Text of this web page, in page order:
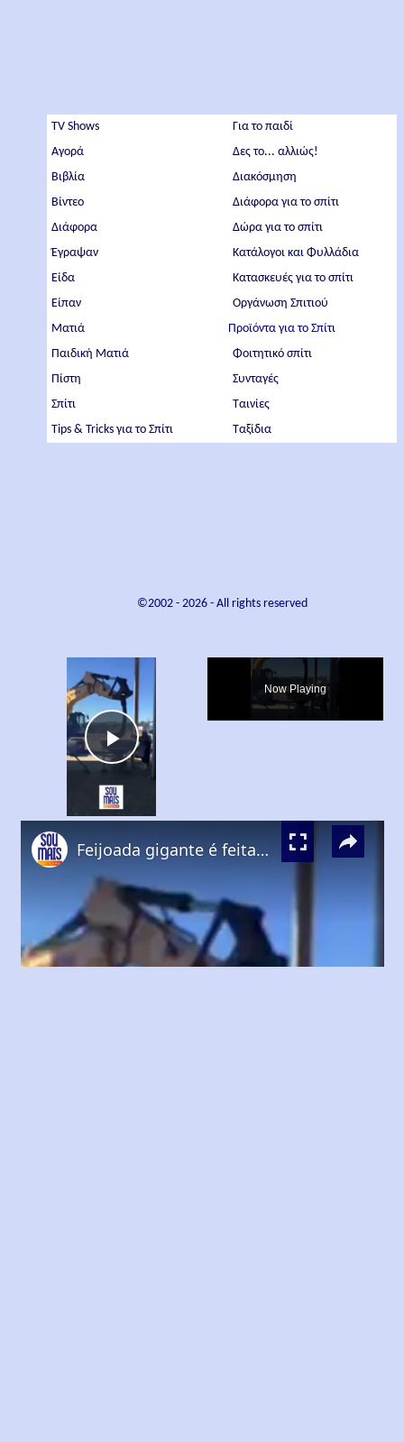
TV Shows
Αγορά
Βιβλία
Βίντεο
Διάφορα
Έγραψαν
Είδα
Είπαν
Ματιά
Παιδική Ματιά
Πίστη
Σπίτι
Tips & Tricks για το Σπίτι
Για το παιδί
Δες το... αλλιώς!
Διακόσμηση
Διάφορα για το σπίτι
Δώρα για το σπίτι
Κατάλογοι και Φυλλάδια
Κατασκευές για το σπίτι
Οργάνωση Σπιτιού
Προϊόντα για το Σπίτι
Φοιτητικό σπίτι
Συνταγές
Ταινίες
Ταξίδια
©2002 - 2026- All rights reserved
Play
Video
Now Playing
Feijoada gigante é feita com apoio de retroescavadeira e caminhão-pipa no Paraná